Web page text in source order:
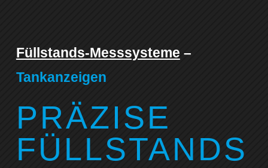
Füllstands-Messsysteme –
Tankanzeigen
PRÄZISE
FÜLLSTANDS